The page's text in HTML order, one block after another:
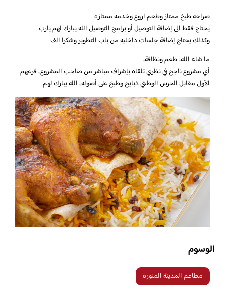
صراحه طبخ ممتاز وطعم اروع وخدمه ممتازه
يحتاج فقط الى إضافة التوصيل أو برامج التوصيل الله يبارك لهم يارب
وكذلك يحتاج إضافة جلسات داخليه من باب التطوير وشكرا الف
ما شاء الله.. طعم ونظافة..
أي مشروع ناجح في نظري تلقاه بإشراف مباشر من صاحب المشروع.. فرعهم
الأول مقابل الحرس الوطني ذبايح وطبخ على أصوله.. الله يبارك لهم
الوسوم
مطاعم المدينة المنورة